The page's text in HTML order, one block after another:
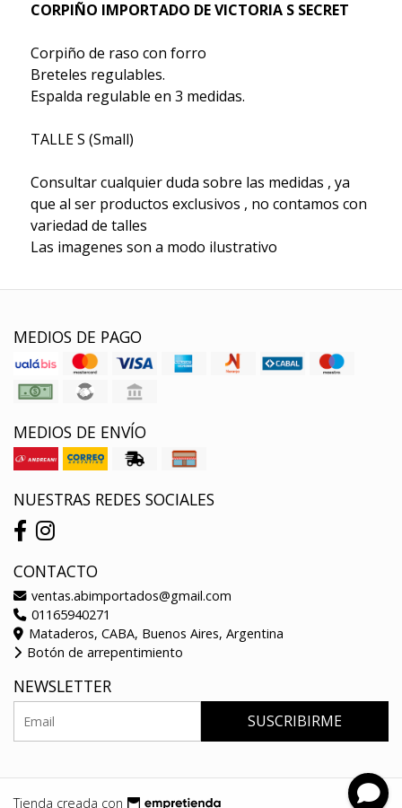
CORPIÑO IMPORTADO DE VICTORIA S SECRET
Corpiño de raso con forro
Breteles regulables.
Espalda regulable en 3 medidas.
TALLE S (Small)
Consultar cualquier duda sobre las medidas , ya
que al ser productos exclusivos , no contamos con
variedad de talles
Las imagenes son a modo ilustrativo
MEDIOS DE PAGO
MEDIOS DE ENVÍO
NUESTRAS REDES SOCIALES
CONTACTO
ventas.abimportados@gmail.com
01165940271
Mataderos, CABA, Buenos Aires, Argentina
Botón de arrepentimiento
NEWSLETTER
SUSCRIBIRME
Tienda creada con